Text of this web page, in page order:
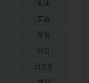
副业
实战
带货
抖音
拼多多